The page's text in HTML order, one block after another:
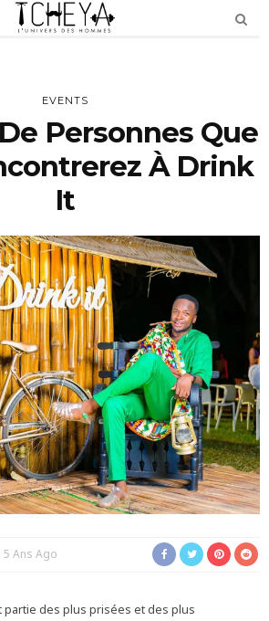
EVENTS
Personnes Que
À Drink
It
5 Ans Ago
des plus prisées et des plus